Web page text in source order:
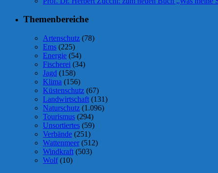
Themenbereiche
Artenschutz (78)
Ems (225)
Energie (54)
Fischerei (34)
Jagd (158)
Klima (156)
Küstenschutz (67)
Landwirtschaft (131)
Naturschutz (1.096)
Tourismus (294)
Unsortiertes (59)
Verbände (251)
Wattenmeer (512)
Windkraft (503)
Wolf(10)